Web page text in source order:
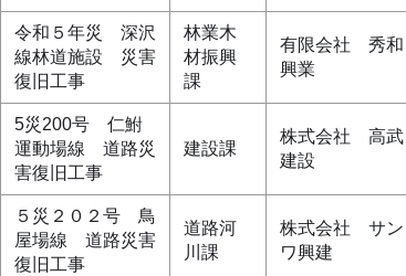
令和５年災 深沢
線林道施設 災害
復旧工事
林業木
材振興
課
有限会社 秀和
興業
5災200号 仁鮒
運動場線 道路災
害復旧工事
建設課
株式会社 高武
建設
５災２０２号 鳥
屋場線 道路災害
復旧工事
道路河
川課
株式会社 サン
ワ興建